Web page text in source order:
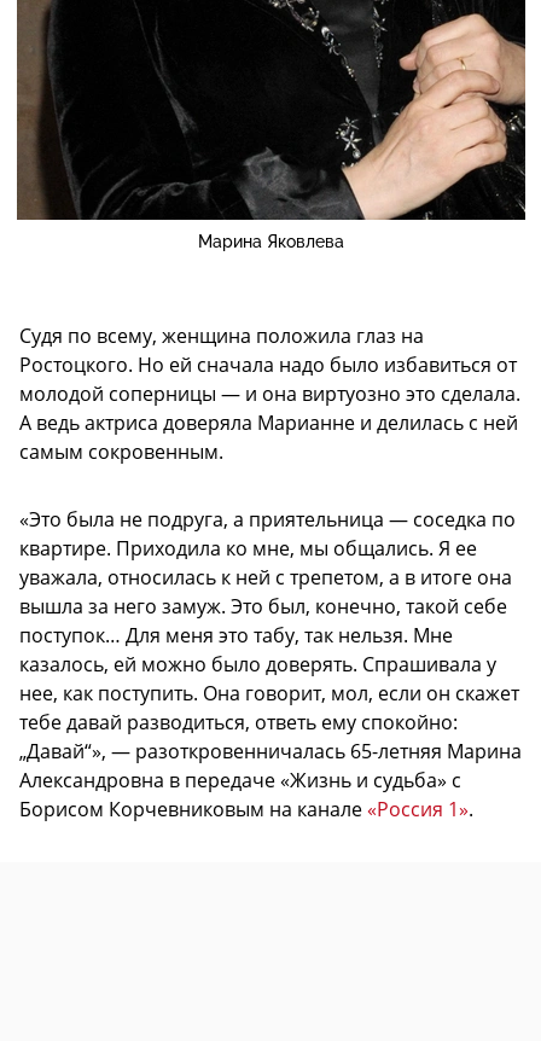
Марина Яковлева
Судя по всему, женщина положила глаз на
Ростоцкого. Но ей сначала надо было избавиться от
молодой соперницы — и она виртуозно это сделала.
А ведь актриса доверяла Марианне и делилась с ней
самым сокровенным.
«Это была не подруга, а приятельница — соседка по
квартире. Приходила ко мне, мы общались. Я ее
уважала, относилась к ней с трепетом, а в итоге она
вышла за него замуж. Это был, конечно, такой себе
поступок… Для меня это табу, так нельзя. Мне
казалось, ей можно было доверять. Спрашивала у
нее, как поступить. Она говорит, мол, если он скажет
тебе давай разводиться, ответь ему спокойно:
„Давай“», — разоткровенничалась 65-летняя Марина
Александровна в передаче «Жизнь и судьба» с
Борисом Корчевниковым на канале«Россия 1».